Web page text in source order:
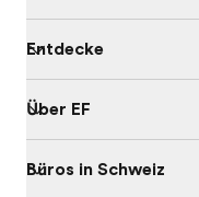
Entdecke
Über EF
Büros in Schweiz